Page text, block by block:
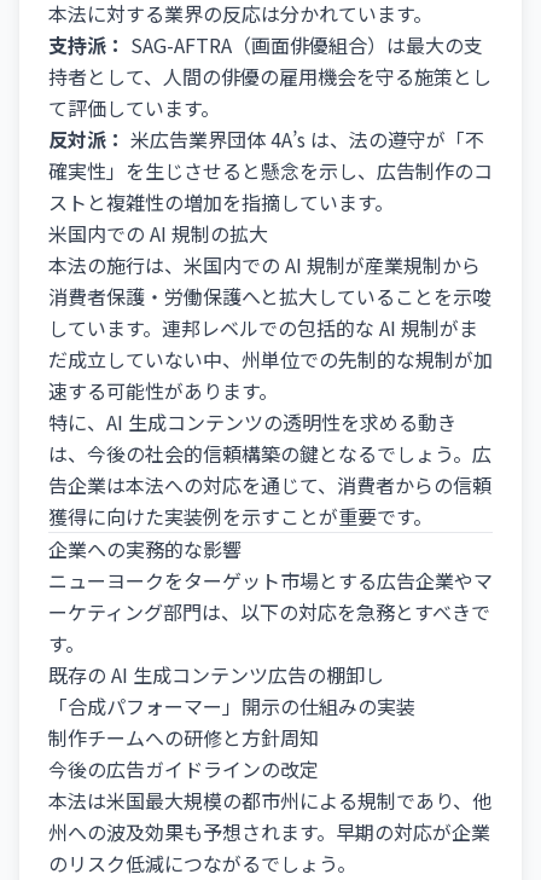
本法に対する業界の反応は分かれています。
支持派： SAG-AFTRA（画面俳優組合）は最大の支
持者として、人間の俳優の雇用機会を守る施策とし
て評価しています。
反対派： 米広告業界団体 4A’s は、法の遵守が「不
確実性」を生じさせると懸念を示し、広告制作のコ
ストと複雑性の増加を指摘しています。
米国内での AI 規制の拡大
本法の施行は、米国内での AI 規制が産業規制から
消費者保護・労働保護へと拡大していることを示唆
しています。連邦レベルでの包括的な AI 規制がま
だ成立していない中、州単位での先制的な規制が加
速する可能性があります。
特に、AI 生成コンテンツの透明性を求める動き
は、今後の社会的信頼構築の鍵となるでしょう。広
告企業は本法への対応を通じて、消費者からの信頼
獲得に向けた実装例を示すことが重要です。
企業への実務的な影響
ニューヨークをターゲット市場とする広告企業やマ
ーケティング部門は、以下の対応を急務とすべきで
す。
既存の AI 生成コンテンツ広告の棚卸し
「合成パフォーマー」開示の仕組みの実装
制作チームへの研修と方針周知
今後の広告ガイドラインの改定
本法は米国最大規模の都市州による規制であり、他
州への波及効果も予想されます。早期の対応が企業
のリスク低減につながるでしょう。